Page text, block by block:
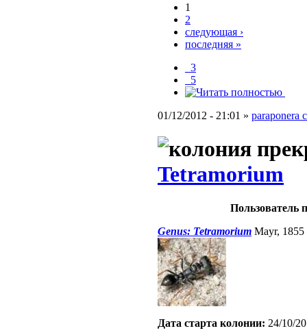
1
2
следующая ›
последняя »
_3
_5
01/12/2012 - 21:01 » paraponera
Tetramorium
Пользователь
Genus: Tetramorium Mayr, 1855
Дата старта кoлонии: 24/10/